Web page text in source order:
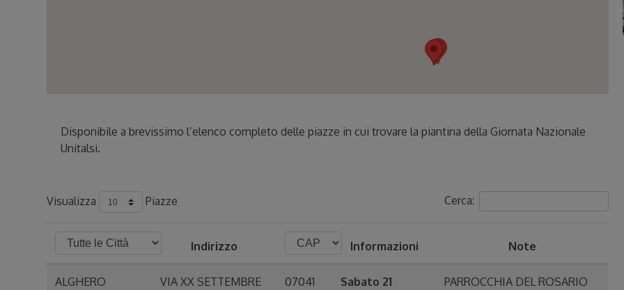
Disponibile a brevissimo l’elenco completo delle piazze in cui trovare la piantina della Giornata Nazionale
Unitalsi.
Visualizza Piazze Cerca:
Indirizzo Informazioni Note
ALGHERO VIA XX SETTEMBRE 07041
Sabato 21
PARROCCHIA DEL ROSARIO